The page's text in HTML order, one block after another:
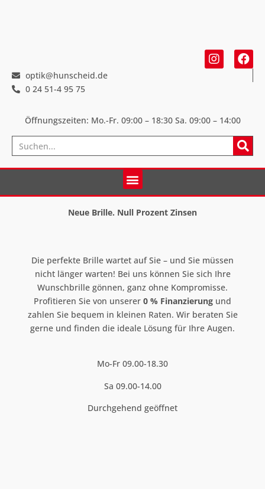
optik@hunscheid.de
0 24 51-4 95 75
Öffnungszeiten: Mo.-Fr. 09:00 – 18:30 Sa. 09:00 – 14:00
Neue Brille. Null Prozent Zinsen
Die perfekte Brille wartet auf Sie – und Sie müssen
nicht länger warten! Bei uns können Sie sich Ihre
Wunschbrille gönnen, ganz ohne Kompromisse.
Profitieren Sie von unserer 0 % Finanzierung und
zahlen Sie bequem in kleinen Raten. Wir beraten Sie
gerne und finden die ideale Lösung für Ihre Augen.
Mo-Fr 09.00-18.30
Sa 09.00-14.00
Durchgehend geöffnet